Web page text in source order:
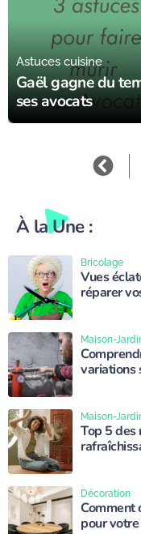
Gaël gagne du
ses avocats
Astuces cuisine
À la Une :
Vues
réparer
Bricolage
variations
Maison-
Top 5
Maison-
Comment
pour
Décoration